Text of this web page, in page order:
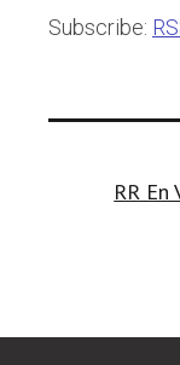
Subscribe:
RR